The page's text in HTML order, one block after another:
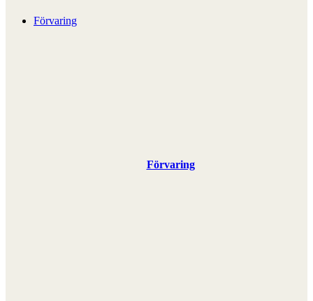
Förvaring
Förvaring